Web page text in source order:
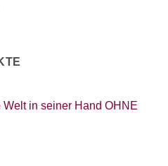
Welt in seiner Hand OHNE